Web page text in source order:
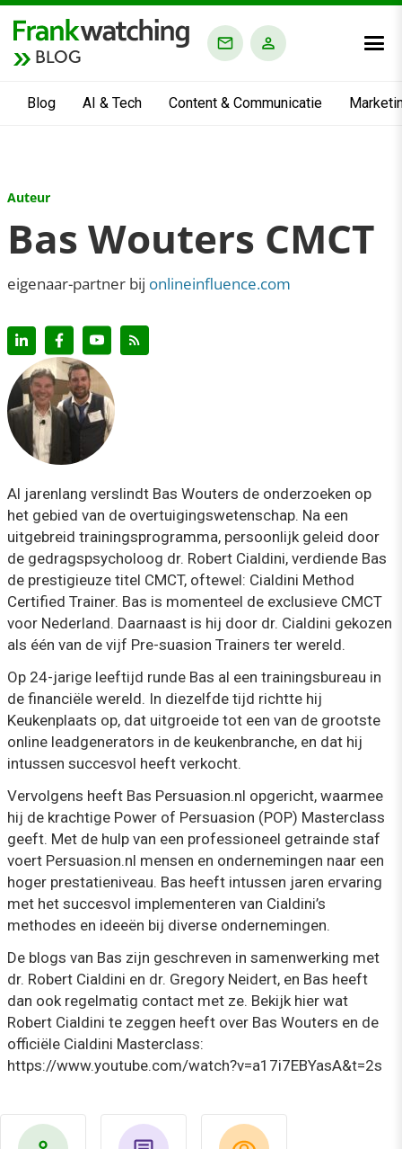
BLOG
Blog AI & Tech Content & Communicatie
Auteur
Bas Wouters CMCT
eigenaar-partner bij onlineinfluence.com
Al jarenlang verslindt Bas Wouters de onderzoeken op
het gebied van de overtuigingswetenschap. Na een
uitgebreid trainingsprogramma, persoonlijk geleid door
de gedragspsycholoog dr. Robert Cialdini, verdiende Bas
de prestigieuze titel CMCT, oftewel: Cialdini Method
Certified Trainer. Bas is momenteel de exclusieve CMCT
voor Nederland. Daarnaast is hij door dr. Cialdini gekozen
als één van de vijf Pre-suasion Trainers ter wereld.
Op 24-jarige leeftijd runde Bas al een trainingsbureau in
de financiële wereld. In diezelfde tijd richtte hij
Keukenplaats op, dat uitgroeide tot een van de grootste
online leadgenerators in de keukenbranche, en dat hij
intussen succesvol heeft verkocht.
Vervolgens heeft Bas Persuasion.nl opgericht, waarmee
hij de krachtige Power of Persuasion (POP) Masterclass
geeft. Met de hulp van een professioneel getrainde staf
voert Persuasion.nl mensen en ondernemingen naar een
hoger prestatieniveau. Bas heeft intussen jaren ervaring
met het succesvol implementeren van Cialdini’s
methodes en ideeën bij diverse ondernemingen.
De blogs van Bas zijn geschreven in samenwerking met
dr. Robert Cialdini en dr. Gregory Neidert, en Bas heeft
dan ook regelmatig contact met ze. Bekijk hier wat
Robert Cialdini te zeggen heeft over Bas Wouters en de
officiële Cialdini Masterclass:
https://www.youtube.com/watch?v=a17i7EBYasA&t=2s